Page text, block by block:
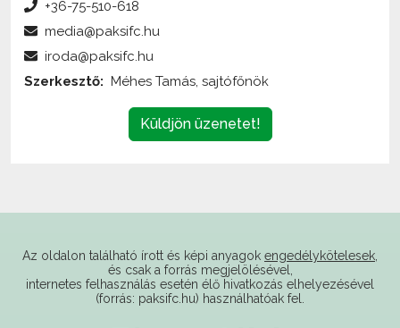
Küldjön üzenetet!
internetes felhasználás esetén élő hivatkozás elhelyezésével
(forrás: paksifc.hu) használhatóak fel.
Támogatóink